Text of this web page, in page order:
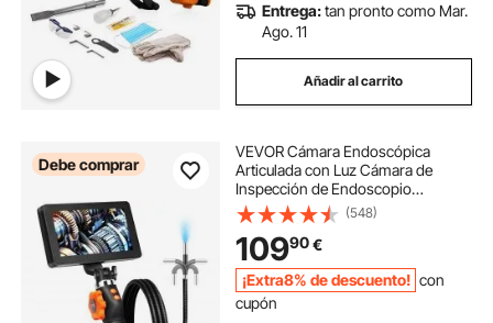
Entrega:tan pronto como Mar.
Ago. 11
Añadir al carrito
Debe comprar
VEVOR Cámara Endoscópica
Articulada con Luz Cámara de
Inspección de Endoscopio
Articulada Bidireccional Lente de
6,4mm Pantalla IPS 5" 1080P HD
Zoom 8X 8 Luces LED para Coche,
Fontanería Cable 1,5m
(548)
10990€
¡Extra8% de descuento! con
cupón